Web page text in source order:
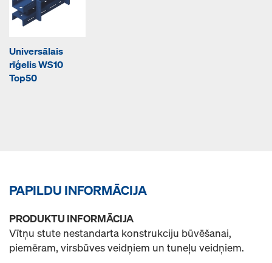
Universālais
rīģelis WS10
Top50
PAPILDU INFORMĀCIJA
PRODUKTU INFORMĀCIJA
Vītņu stute nestandarta konstrukciju būvēšanai,
piemēram, virsbūves veidņiem un tuneļu veidņiem.